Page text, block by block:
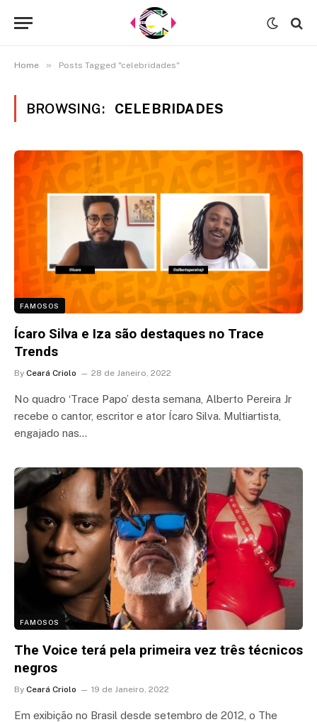
Home » Posts Tagged "celebridades"
BROWSING: CELEBRIDADES
FAMOSOS
Ícaro Silva e Iza são destaques no Trace
Trends
By Ceará Criolo 28 de Janeiro, 2022
No quadro ‘Trace Papo’ desta semana, Alberto Pereira Jr
recebe o cantor, escritor e ator Ícaro Silva. Multiartista,
engajado nas…
FAMOSOS
The Voice terá pela primeira vez três técnicos
negros
By Ceará Criolo 19 de Janeiro, 2022
Em exibição no Brasil desde setembro de 2012, o The